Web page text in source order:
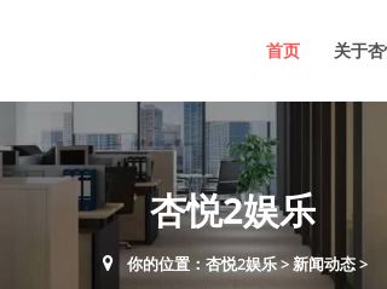
首页 关于
杏悦2娱乐
你的位置： 杏悦2娱乐>新闻动态>